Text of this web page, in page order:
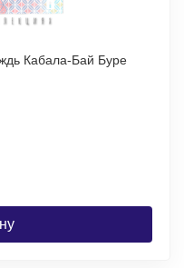
Кабала-Бай Буре